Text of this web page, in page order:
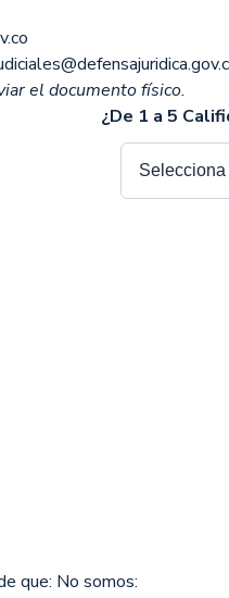
el documento físico.
¿De 1 a 5
que: No somos: